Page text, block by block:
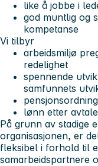
like å jobbe i
god muntlig og
kompetanse
Vi tilbyr
arbeidsmiljø
redelighet
spennende
samfunnets
lønn etter avtale
På grunn av stadige
organisasjonen, er
fleksibel i forhold til
samarbeidspartnere